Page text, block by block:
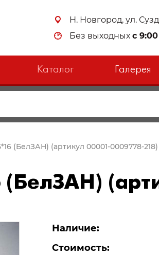
Н. Новгород, ул.
Без выходных с
Каталог Галерея
(БелЗАН) (артикул 00001-0009778-218)
Наличие:
Стоимость: